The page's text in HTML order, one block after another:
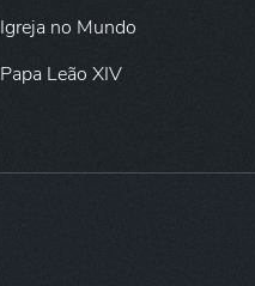
Igreja no Mundo
Papa Leão XIV